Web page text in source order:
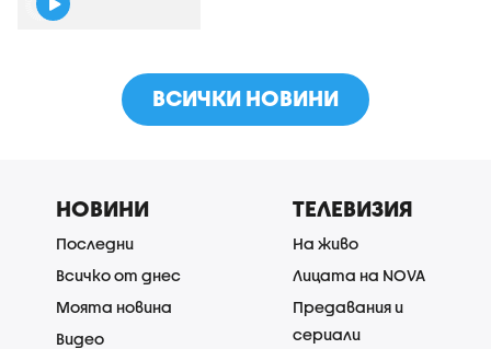
ВСИЧКИ НОВИНИ
НОВИНИ
Последни
Всичко от днес
Моята новина
Видео
ТЕЛЕВИЗИЯ
На живо
Лицата на NOVA
Предавания и
сериали